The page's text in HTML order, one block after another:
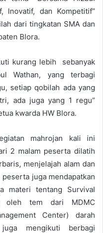
Inovatif, dan Kompetitif”
dari tingkatan SMA dan
Blora.
kurang lebih sebanyak
Wathan, yang terbagi
setiap qobilah ada yang
ada juga yang 1 regu”
kwarda HW Blora.
mahrojan kali ini
2 malam peserta dilatih
menjelajah alam dan
juga mendapatkan
materi tentang Survival
oleh tem dari MDMC
Center) darah
mengikuti berbagi